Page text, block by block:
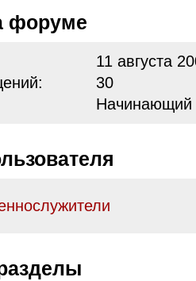
форуме
11 августа
30
Начинающий